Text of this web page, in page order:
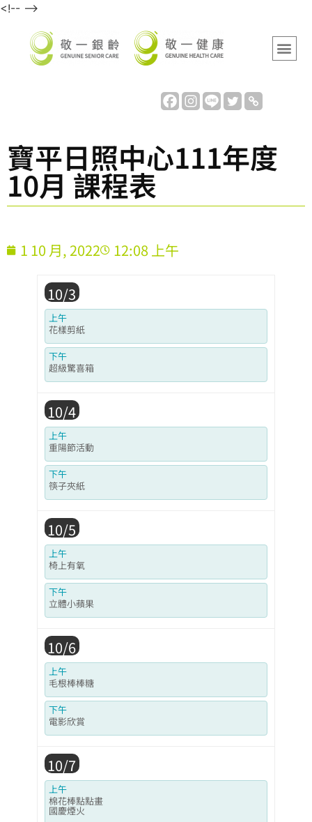
<!-- -->
寶平日照中心111年度
10月 課程表
1 10 月, 2022 12:08 上午
10/3
上午
花樣剪紙
下午
超級驚喜箱
10/4
上午
重陽節活動
下午
筷子夾紙
10/5
上午
椅上有氧
下午
立體小蘋果
10/6
上午
毛根棒棒糖
下午
電影欣賞
10/7
上午
棉花棒點點畫
國慶煙火